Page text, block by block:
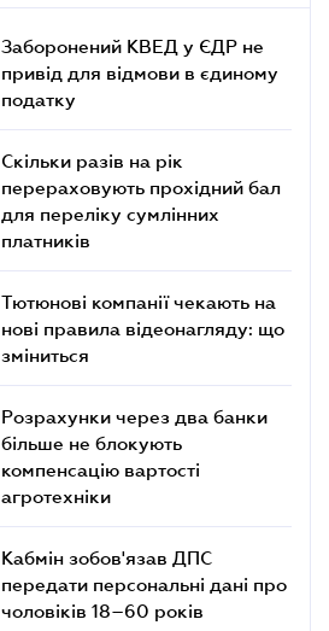
Заборонений КВЕД у ЄДР не
привід для відмови в єдиному
податку
Скільки разів на рік
перераховують прохідний бал
для переліку сумлінних
платників
Тютюнові компанії чекають на
нові правила відеонагляду: що
зміниться
Розрахунки через два банки
більше не блокують
компенсацію вартості
агротехніки
Кабмін зобов'язав ДПС
передати персональні дані про
чоловіків 18–60 років